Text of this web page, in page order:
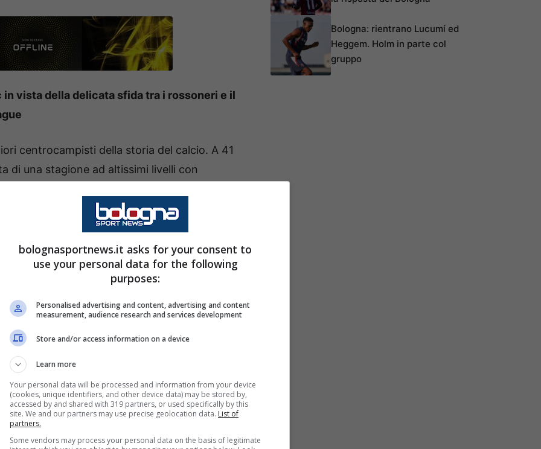
vista della delicata sfida tra i rossoneri e il
centrocampisti della storia del calcio. A 41
di una stagione ad altissimi livelli con
il Milan a ridosso della vita per due terzi
il calo dei rossoneri è stato evidente e il croato
contro il Cagliari di Pisacane in un San Siro
League.
salute di Modric
Modric ha parlato sulle sue condizioni fisiche:
, sono tornato ad allenarmi con la
. Sono pronto a tornare.Ho molta voglia di
puoi aiutare i compagni come è successo
Allegri ma sono a disposizione”.
Bologna: rientrano Lucumí ed
Heggem. Holm in parte col
gruppo
bolognasportnews.it asks for your consent to
use your personal data for the following
purposes:
Personalised advertising and content, advertising and content
measurement, audience research and services development
Store and/or access information on a device
Learn more
Your personal data will be processed and information from your device
(cookies, unique identifiers, and other device data) may be stored by,
accessed by and shared with 319 partners, or used specifically by this
site. We and our partners may use precise geolocation data. List of
partners.
Some vendors may process your personal data on the basis of legitimate